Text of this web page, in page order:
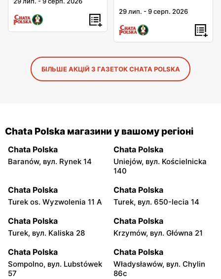
29 лип. -9 серп. 2026
БІЛЬШЕ АКЦІЙ З ГАЗЕТОК CHATA POLSKA
Chata Polska магазини у вашому регіоні
Chata Polska
Baranów, вул. Rynek 14
Chata Polska
Uniejów, вул. Kościelnicka
140
Chata Polska
Turek os. Wyzwolenia 11 A
Chata Polska
Turek, вул. 650-lecia 14
Chata Polska
Turek, вул. Kaliska 28
Chata Polska
Krzymów, вул. Główna 21
Chata Polska
Sompolno, вул. Lubstówek
57
Chata Polska
Władysławów, вул. Chylin
86c